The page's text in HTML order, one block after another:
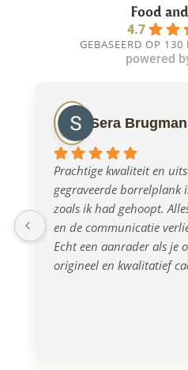
Food
4.7
GEBASEERD OP
powered
Sera
Prachtige kwaliteit en
gegraveerde borrelplank
zoals ik had gehoopt.
en de communicatie
Echt een aanrader als je
origineel en kwalitatief